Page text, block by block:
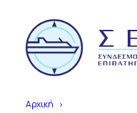
Αρχική